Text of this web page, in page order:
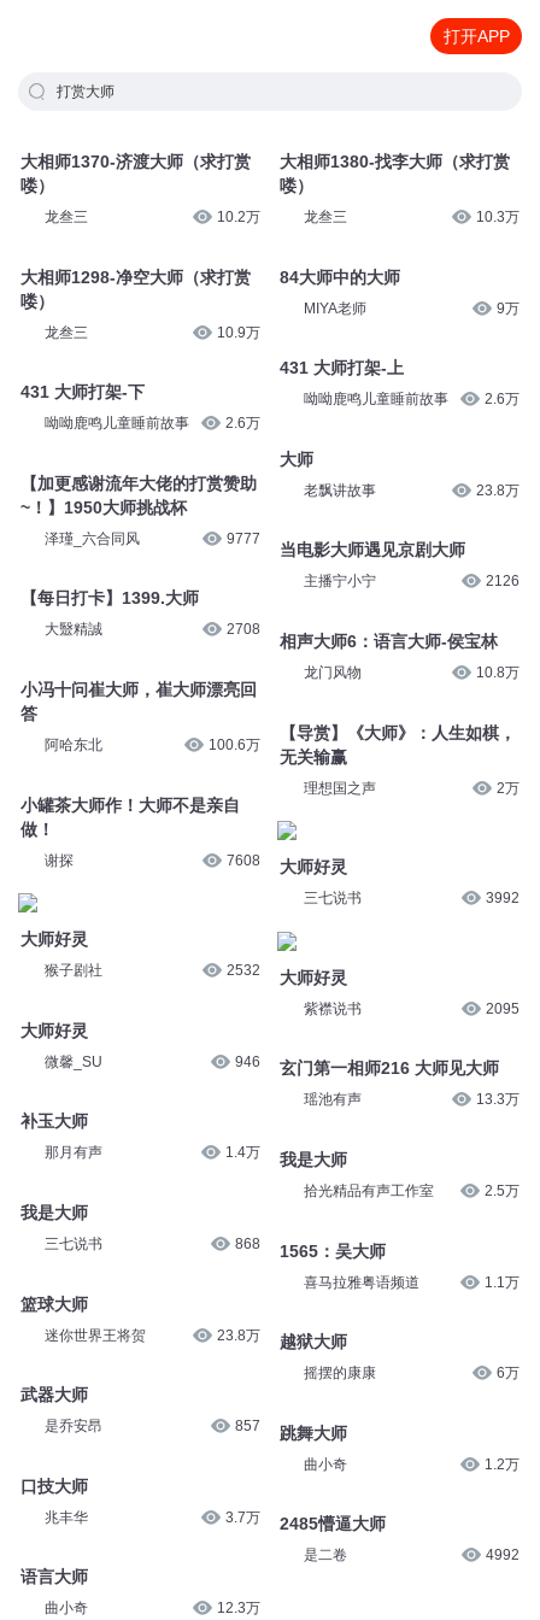
打开APP
打赏大师
大相师1370-济渡大师（求打赏
喽）
龙叁三 10.2万
大相师1298-净空大师（求打赏
喽）
龙叁三 10.9万
431 大师打架-下
呦呦鹿鸣儿童睡前故事 2.6万
【加更感谢流年大佬的打赏赞助
~！】1950大师挑战杯
泽瑾_六合同风 9777
【每日打卡】1399.大师
大毉精誠 2708
小冯十问崔大师，崔大师漂亮回
答
阿哈东北 100.6万
小罐茶大师作！大师不是亲自
做！
谢探 7608
大师好灵
猴子剧社 2532
大师好灵
微馨_SU 946
补玉大师
那月有声 1.4万
我是大师
三七说书 868
篮球大师
迷你世界王将贺 23.8万
武器大师
是乔安昂 857
口技大师
兆丰华 3.7万
语言大师
曲小奇 12.3万
大相师1380-找李大师（求打赏
喽）
龙叁三 10.3万
84大师中的大师
MIYA老师 9万
431 大师打架-上
呦呦鹿鸣儿童睡前故事 2.6万
大师
老飘讲故事 23.8万
当电影大师遇见京剧大师
主播宁小宁 2126
相声大师6：语言大师-侯宝林
龙门风物 10.8万
【导赏】《大师》：人生如棋，
无关输赢
理想国之声 2万
大师好灵
三七说书 3992
大师好灵
紫襟说书 2095
玄门第一相师216 大师见大师
瑶池有声 13.3万
我是大师
拾光精品有声工作室 2.5万
1565：吴大师
喜马拉雅粤语频道 1.1万
越狱大师
摇摆的康康 6万
跳舞大师
曲小奇 1.2万
2485懵逼大师
是二卷 4992